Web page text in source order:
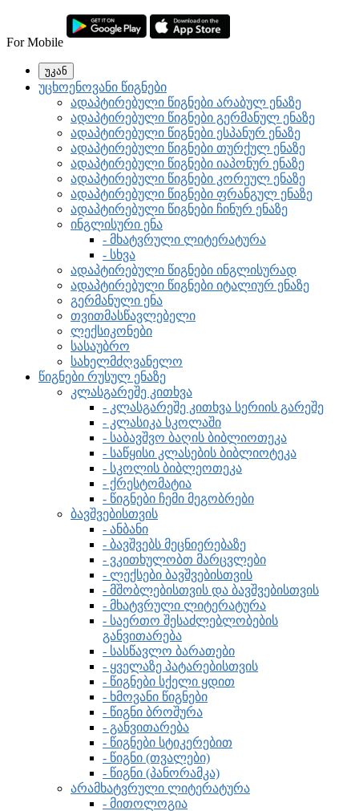
For Mobile
უკან
უცხოენოვანი წიგნები
ადაპტირებული წიგნები არაბულ ენაზე
ადაპტირებული წიგნები გერმანულ ენაზე
ადაპტირებული წიგნები ესპანურ ენაზე
ადაპტირებული წიგნები თურქულ ენაზე
ადაპტირებული წიგნები იაპონურ ენაზე
ადაპტირებული წიგნები კორეულ ენაზე
ადაპტირებული წიგნები ფრანგულ ენაზე
ადაპტირებული წიგნები ჩინურ ენაზე
ინგლისური ენა
- მხატვრული ლიტერატურა
- სხვა
ადაპტირებული წიგნები ინგლისურად
ადაპტირებული წიგნები იტალიურ ენაზე
გერმანული ენა
თვითმასწავლებელი
ლექსიკონები
სასაუბრო
სახელმძღვანელო
წიგნები რუსულ ენაზე
კლასგარეშე კითხვა
- კლასგარეშე კითხვა სერიის გარეშე
- კლასიკა სკოლაში
- საბავშვო ბაღის ბიბლიოთეკა
- საწყისი კლასების ბიბლიოტეკა
- სკოლის ბიბლეოთეკა
- ქრესტომატია
- წიგნები ჩემი მეგობრები
ბავშვებისთვის
- ანბანი
- ბავშვებს მეცნიერებაზე
- ვკითხულობთ მარცვლები
- ლექსები ბავშვებისთვის
- მშობლებისთვის და ბავშვებისთვის
- მხატვრული ლიტერატურა
- საერთო შესაძლებლობების
განვითარება
- სასწავლო ბარათები
- ყველაზე პატარებისთვის
- წიგნები სქელი ყდით
- ხმოვანი წიგნები
- წიგნი ბროშურა
- განვითარება
- წიგნები სტიკერებით
- წიგნი (თვალები)
- წიგნი (პანორამკა)
არამხატვრული ლიტერატურა
- მითოლოგია